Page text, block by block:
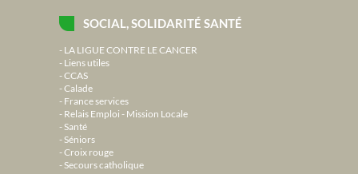
SOCIAL, SOLIDARITÉ SANTÉ
LA LIGUE CONTRE LE CANCER
Liens utiles
CCAS
Calade
France services
Relais Emploi - Mission Locale
Santé
Séniors
Croix rouge
Secours catholique